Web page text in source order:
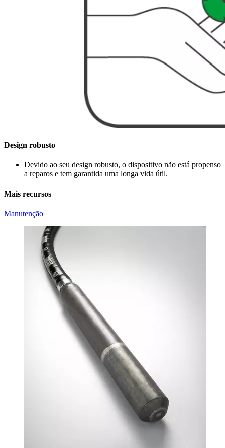
Design robusto
Devido ao seu design robusto, o dispositivo não está propenso
a reparos e tem garantida uma longa vida útil.
Mais recursos
Manutenção